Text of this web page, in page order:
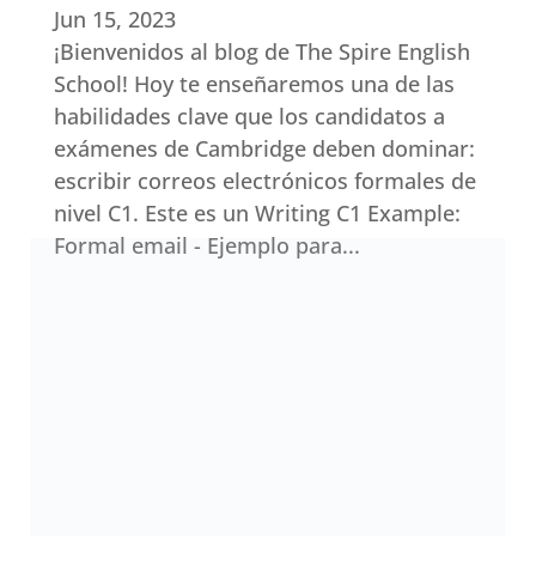
Jun 15, 2023
¡Bienvenidos al blog de The Spire English
School! Hoy te enseñaremos una de las
habilidades clave que los candidatos a
exámenes de Cambridge deben dominar:
escribir correos electrónicos formales de
nivel C1. Este es un Writing C1 Example:
Formal email - Ejemplo para...